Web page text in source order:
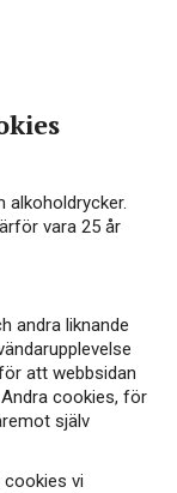
alkoholdrycker.
vara 25 år
andra liknande
att webbsidan
cookies, för
själv
cookies vi